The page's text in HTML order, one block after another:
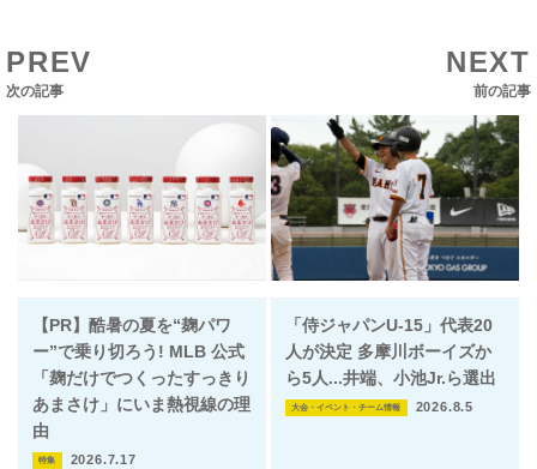
PREV
次の記事
NEXT
前の記事
【PR】酷暑の夏を“麹パワ
ー”で乗り切ろう! MLB 公式
「麹だけでつくったすっきり
あまさけ」にいま熱視線の理
由
特集 2026.7.17
「侍ジャパンU-15」代表20
人が決定 多摩川ボーイズか
ら5人...井端、小池Jr.ら選出
大会・イベント・チーム情報 2026.8.5